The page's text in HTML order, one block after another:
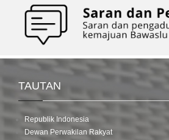
TAUTAN
Republik Indonesia
Dewan Perwakilan Rakyat